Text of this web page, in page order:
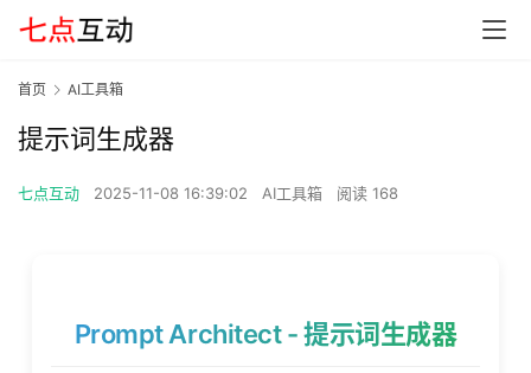
首页 AI工具箱
提示词生成器
七点互动 2025-11-08 16:39:02 AI工具箱 阅读 168
Prompt Architect - 提示词生成器